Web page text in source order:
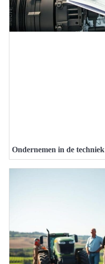
Ondernemen in de techniek